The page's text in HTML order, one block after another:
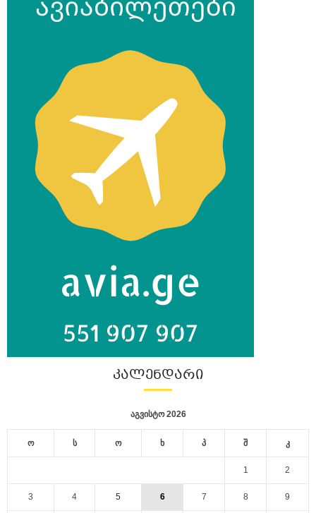
ᲙᲐᲚᲔᲜᲓᲐᲠᲘ
აგვისტო 2026
ო ს ო ხ პ შ კ
1 2
3 4 5 6 7 8 9